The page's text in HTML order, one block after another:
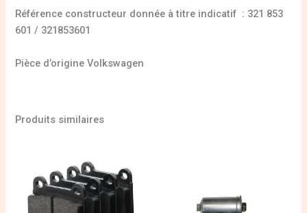
Référence constructeur donnée à titre indicatif : 321 853
601 / 321853601
Pièce d’origine Volkswagen
Produits similaires